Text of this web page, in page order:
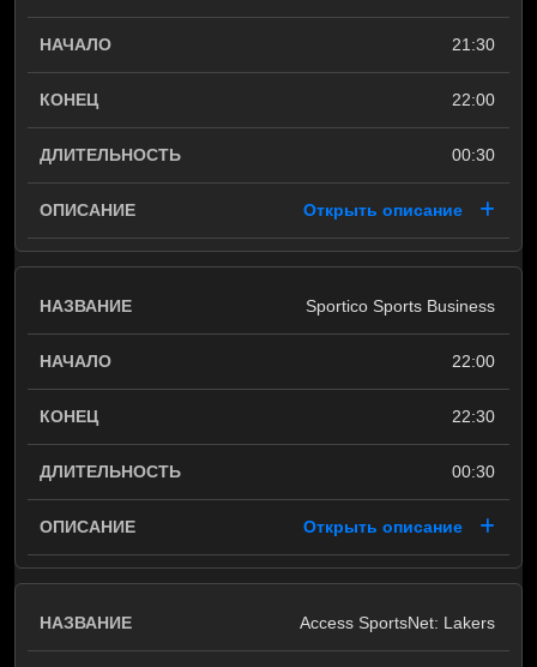
21:30
22:00
00:30
Открыть описание
Sportico Sports Business
22:00
22:30
00:30
Открыть описание
Access SportsNet: Lakers